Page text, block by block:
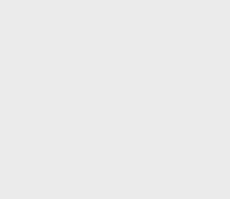
ve Beraberlik Aşısı
SÜRÜYOR
Girdi